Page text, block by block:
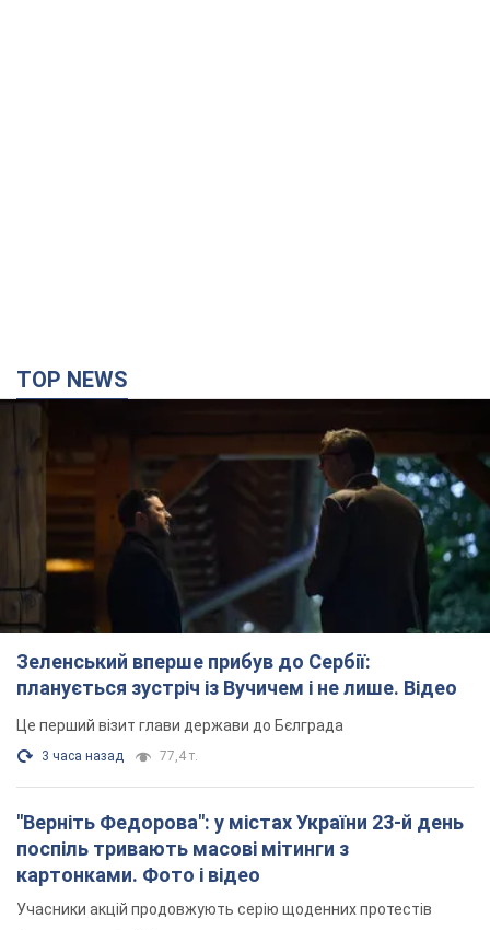
TOP NEWS
Зеленський вперше прибув до Сербії:
планується зустріч із Вучичем і не лише. Відео
Це перший візит глави держави до Бєлграда
3 часа назад 77,4 т.
"Верніть Федорова": у містах України 23-й день
поспіль тривають масові мітинги з
картонками. Фото і відео
Учасники акцій продовжують серію щоденних протестів